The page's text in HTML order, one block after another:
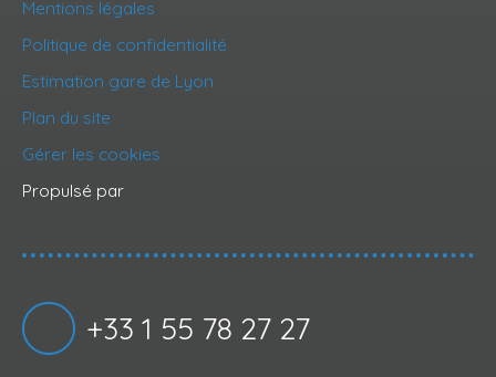
Mentions légales
Politique de confidentialité
Estimation gare de Lyon
Plan du site
Gérer les cookies
Propulsé par
+33 1 55 78 27 27